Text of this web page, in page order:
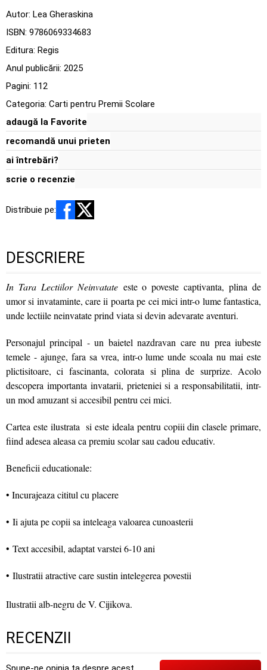
Autor: Lea Gheraskina
ISBN: 9786069334683
Editura: Regis
Anul publicării: 2025
Pagini: 112
Categoria: Carti pentru Premii Scolare
adaugă la Favorite
recomandă unui prieten
ai întrebări?
scrie o recenzie
Distribuie pe:
DESCRIERE
In Tara Lectiilor Neinvatateeste o poveste captivanta, plina de
umor si invataminte, care ii poarta pe cei mici intr-o lume fantastica,
unde lectiile neinvatate prind viata si devin adevarate aventuri.
Personajul principal - un baietel nazdravan care nu prea iubeste
temele - ajunge, fara sa vrea, intr-o lume unde scoala nu mai este
plictisitoare, ci fascinanta, colorata si plina de surprize. Acolo
descopera importanta invatarii, prieteniei si a responsabilitatii, intr-
un mod amuzant si accesibil pentru cei mici.
Cartea este ilustrata si este ideala pentru copiii din clasele primare,
fiind adesea aleasa ca premiu scolar sau cadou educativ.
Beneficii educationale:
• Incurajeaza cititul cu placere
• Ii ajuta pe copii sa inteleaga valoarea cunoasterii
• Text accesibil, adaptat varstei 6-10 ani
• Ilustratii atractive care sustin intelegerea povestii
Ilustratii alb-negru de V. Cijikova.
RECENZII